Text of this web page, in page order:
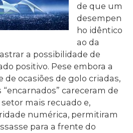
de que um
desempen
ho idêntico
ao da
a possibilidade de
positivo. Pese embora a
de ocasiões de golo criadas,
careceram de
mais recuado e,
numérica, permitiram
para a frente do